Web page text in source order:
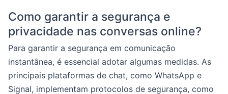
Como garantir a segurança e
privacidade nas conversas online?
Para garantir a segurança em comunicação
instantânea, é essencial adotar algumas medidas. As
principais plataformas de chat, como WhatsApp e
Signal, implementam protocolos de segurança, como